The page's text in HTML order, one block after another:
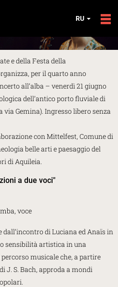
RU
2024
e della Festa della
per il quarto anno
all’alba – venerdì 21 giugno
dell’antico porto fluviale di
via Gemina). Ingresso libero senza
con Mittelfest, Comune di
belle arti e paesaggio del
di Aquileia.
a due voci"
voce
dall’incontro di Luciana ed Anaïs in
sensibilità artistica in una
musicale che, a partire
J. S. Bach, approda a mondi